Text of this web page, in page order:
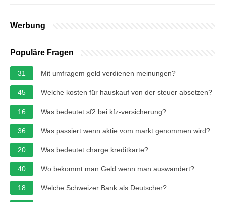
Werbung
Populäre Fragen
31 Mit umfragem geld verdienen meinungen?
45 Welche kosten für hauskauf von der steuer absetzen?
16 Was bedeutet sf2 bei kfz-versicherung?
36 Was passiert wenn aktie vom markt genommen wird?
20 Was bedeutet charge kreditkarte?
40 Wo bekommt man Geld wenn man auswandert?
18 Welche Schweizer Bank als Deutscher?